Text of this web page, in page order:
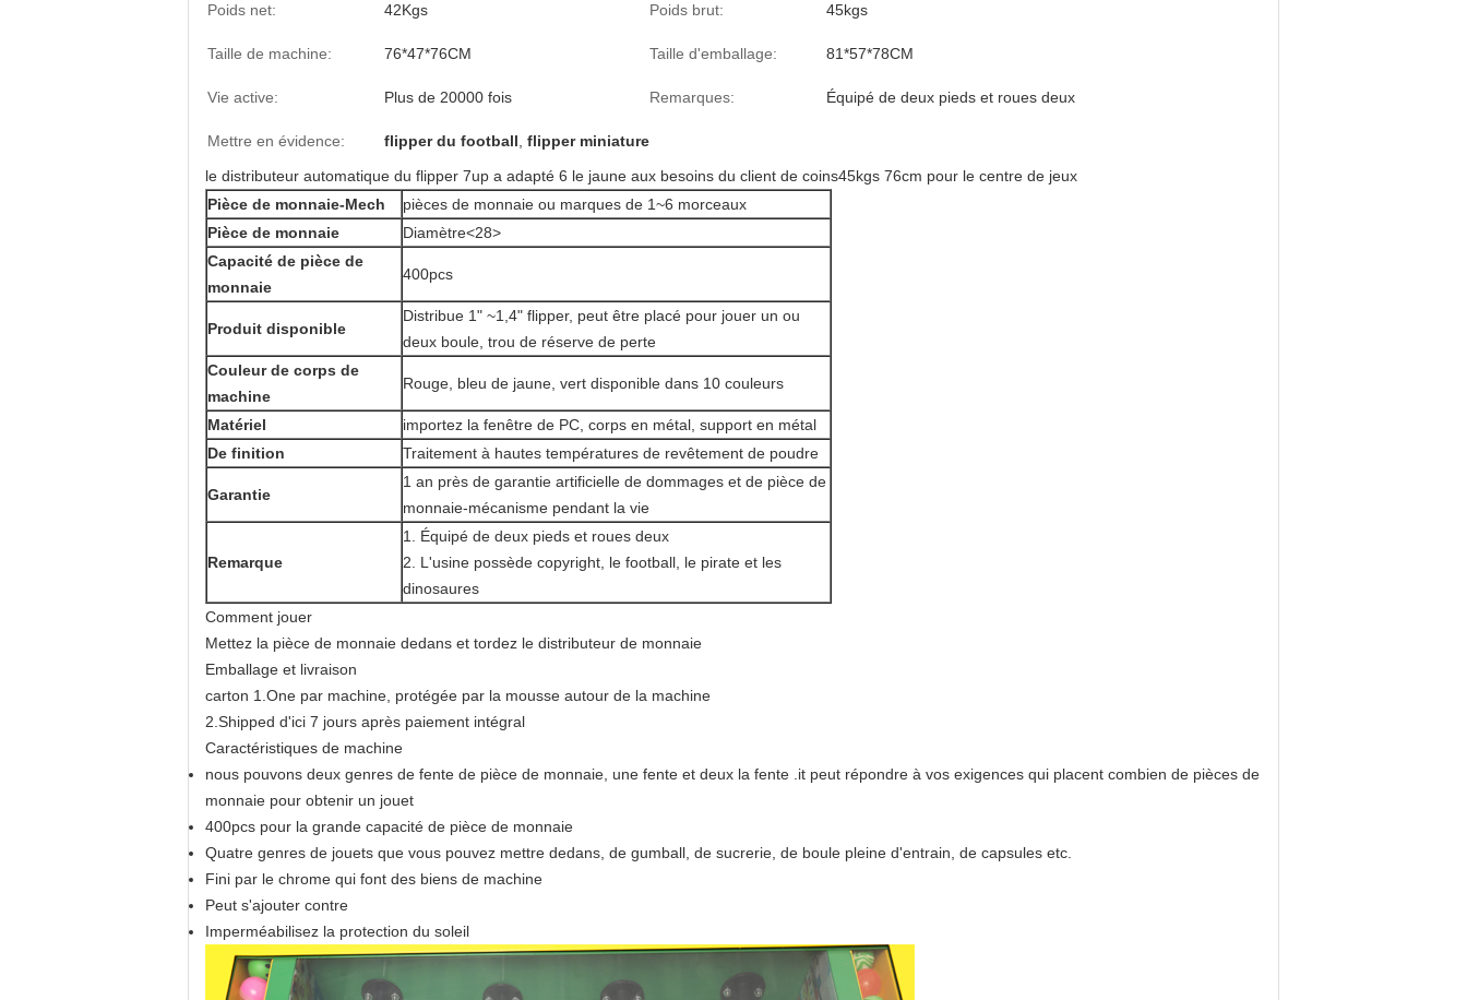
Poids net: 42Kgs Poids brut: 45kgs
Taille de machine: 76*47*76CM Taille d'emballage: 81*57*78CM
Vie active: Plus de 20000 fois Remarques: Équipé de deux pieds et roues deux
Mettre en évidence: flipper du football flipper miniature
le distributeur automatique du flipper 7up a adapté 6 le jaune aux besoins du client de coins45kgs 76cm pour le centre de jeux
Pièce de monnaie-Mech
pièces de monnaie ou marques de 1~6 morceaux
Pièce de monnaie
Diamètre<28>
Capacité de pièce de
monnaie
400pcs
Produit disponible
Distribue 1" ~1,4" flipper, peut être placé pour jouer un ou
deux boule, trou de réserve de perte
Couleur de corps de
machine
Rouge, bleu de jaune, vert disponible dans 10 couleurs
Matériel
importez la fenêtre de PC, corps en métal, support en métal
De finition
Traitement à hautes températures de revêtement de poudre
Garantie
1 an près de garantie artificielle de dommages et de pièce de
monnaie-mécanisme pendant la vie
Remarque
1. Équipé de deux pieds et roues deux
2. L'usine possède copyright, le football, le pirate et les
dinosaures
Comment jouer
Mettez la pièce de monnaie dedans et tordez le distributeur de monnaie
Emballage et livraison
carton 1.One par machine, protégée par la mousse autour de la machine
2.Shipped d'ici 7 jours après paiement intégral
Caractéristiques de machine
nous pouvons deux genres de fente de pièce de monnaie, une fente et deux la fente .it peut répondre à vos exigences qui placent combien de pièces de
monnaie pour obtenir un jouet
400pcs pour la grande capacité de pièce de monnaie
Quatre genres de jouets que vous pouvez mettre dedans, de gumball, de sucrerie, de boule pleine d'entrain, de capsules etc.
Fini par le chrome qui font des biens de machine
Peut s'ajouter contre
Imperméabilisez la protection du soleil